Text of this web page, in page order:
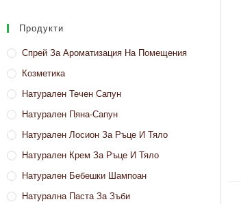
Продукти
Спрей За Ароматизация На Помещения
Козметика
Натурален Течен Сапун
Натурален Пяна-Сапун
Натурален Лосион За Ръце И Тяло
Натурален Крем За Ръце И Тяло
Натурален Бебешки Шампоан
Натурална Паста За Зъби